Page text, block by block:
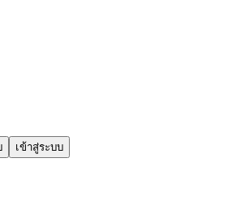
เข้าสู่ระบบ